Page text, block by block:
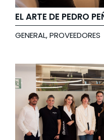
GENERAL,PROVEEDORES